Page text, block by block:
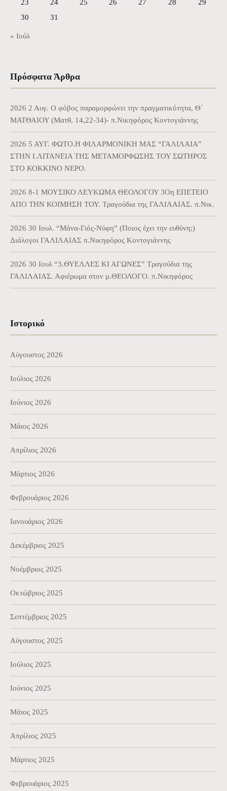
23 24 25 26 27 28
29
30
31
« Ιούλ
Πρόσφατα Άρθρα
2026 2 Αυγ. Ο φόβος παραμορφώνει την πραγματικότητα, Θ΄
ΜΑΤΘΑΙΟΥ (Ματθ. 14,22-34)- π.Νικηφόρος Κοντογιάννης
2026 5 ΑΥΓ. ΦΩΤΟ.Η ΦΙΛΑΡΜΟΝΙΚΗ ΜΑΣ “ΓΑΛΙΛΑΙΑ”
ΣΤΗΝ Ι.ΛΙΤΑΝΕΙΑ ΤΗΣ ΜΕΤΑΜΟΡΦΩΣΗΣ ΤΟΥ ΣΩΤΗΡΟΣ
ΣΤΟ ΚΟΚΚΙΝΟ ΝΕΡΟ.
2026 8-1 ΜΟΥΣΙΚΟ ΛΕΥΚΩΜΑ ΘΕΟΛΟΓΟΥ 3Οη ΕΠΕΤΕΙΟ
ΑΠΟ ΤΗΝ ΚΟΙΜΗΣΗ ΤΟΥ. Τραγούδια της ΓΑΛΙΛΑΙΑΣ. π.Νικ.
2026 30 Ιουλ. “Μάνα-Γιός-Νύφη” (Ποιος έχει την ευθύνη;)
Διάλογοι ΓΑΛΙΛΑΙΑΣ π.Νικηφόρος Κοντογιάννης
2026 30 Ιουλ “3.ΘΥΕΛΛΕΣ ΚΙ ΑΓΩΝΕΣ” Τραγούδια της
ΓΑΛΙΛΑΙΑΣ. Αφιέρωμα στον μ.ΘΕΟΛΟΓΟ. π.Νικηφόρος
Ιστορικό
Αύγουστος 2026
Ιούλιος 2026
Ιούνιος 2026
Μάιος 2026
Απρίλιος 2026
Μάρτιος 2026
Φεβρουάριος 2026
Ιανουάριος 2026
Δεκέμβριος 2025
Νοέμβριος 2025
Οκτώβριος 2025
Σεπτέμβριος 2025
Αύγουστος 2025
Ιούλιος 2025
Ιούνιος 2025
Μάιος 2025
Απρίλιος 2025
Μάρτιος 2025
Φεβρουάριος 2025